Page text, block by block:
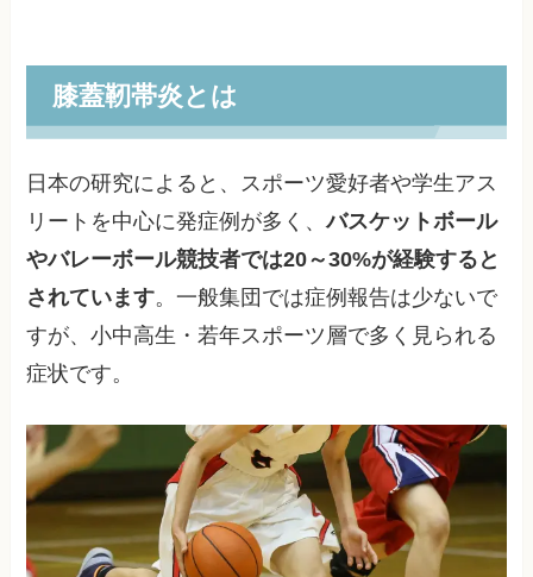
膝蓋靭帯炎とは
日本の研究によると、スポーツ愛好者や学生アス
リートを中心に発症例が多く、バスケットボール
やバレーボール競技者では20～30%が経験すると
されています。一般集団では症例報告は少ないで
すが、小中高生・若年スポーツ層で多く見られる
症状です。